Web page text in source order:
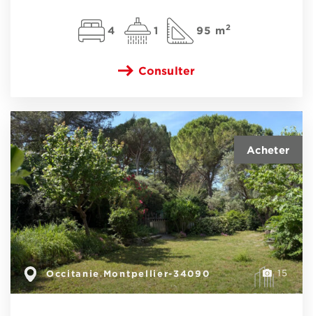
4 1 95 m2
Consulter
15
Occitanie,Montpellier-34090